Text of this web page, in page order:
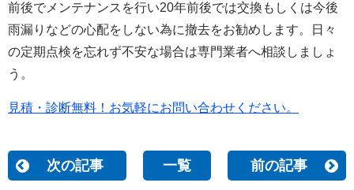
前後でメンテナンスを行い20年前後では交換もしくは今後
雨漏りなどの心配をしない為に撤去をお勧めします。日々
の定期点検を忘れず不安な場合は専門業者へ相談しましょ
う。
見積・診断無料！お気軽にお問い合わせください。
次の記事 一覧 前の記事